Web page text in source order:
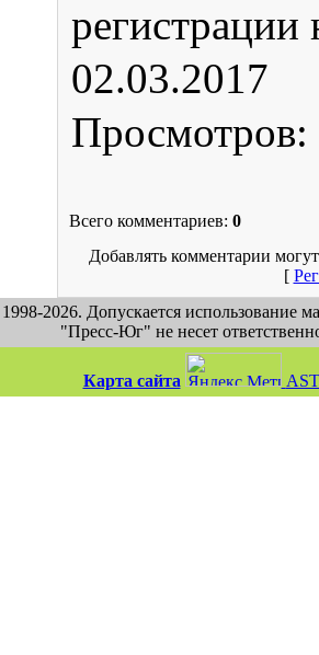
02.03.2017
Просмотров:
Всего комментариев: 0
Добавлять комментарии
[
2026. Допускается использование
"Пресс-Юг" не несет
Карта сайта